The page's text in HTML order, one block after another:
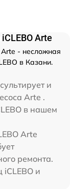
Arte
- несложная
в Казани.
и
Arte .
в нашем
Arte
ремонта.
iCLEBO и